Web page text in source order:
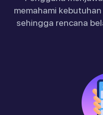
memahami
sehingga rencana